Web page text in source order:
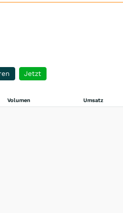
Jetzt
Volumen Umsatz